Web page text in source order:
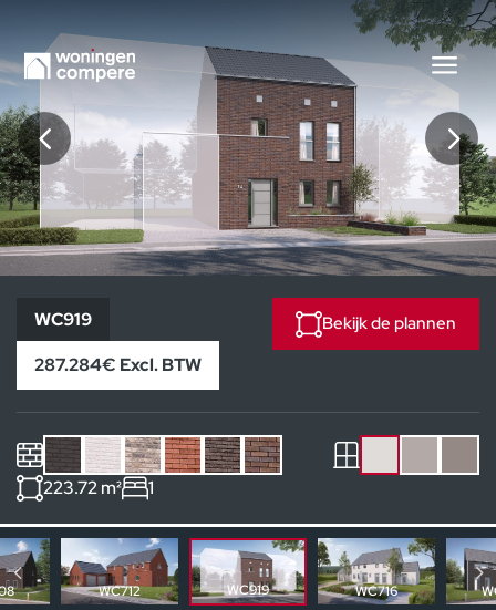
WC919
WC919
287.284€ Excl. BTW
Bekijk de plannen
223.72 m² 1
Andere huizen
WC712 WC919 WC716